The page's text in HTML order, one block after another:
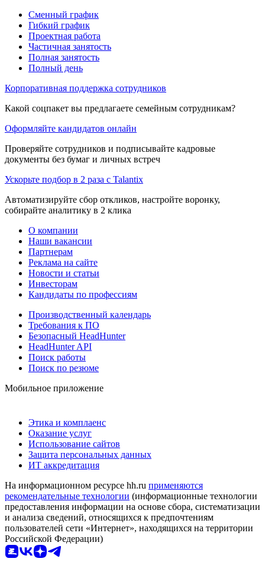
Сменный график
Гибкий график
Проектная работа
Частичная занятость
Полная занятость
Полный день
Корпоративная поддержка сотрудников
Какой соцпакет вы предлагаете семейным сотрудникам?
Оформляйте кандидатов онлайн
Проверяйте сотрудников и подписывайте кадровые
документы без бумаг и личных встреч
Ускорьте подбор в 2 раза с Talantix
Автоматизируйте сбор откликов, настройте воронку,
собирайте аналитику в 2 клика
О компании
Наши вакансии
Партнерам
Реклама на сайте
Новости и статьи
Инвесторам
Кандидаты по профессиям
Производственный календарь
Требования к ПО
Безопасный HeadHunter
HeadHunter API
Поиск работы
Поиск по резюме
Мобильное приложение
Этика и комплаенс
Оказание услуг
Использование сайтов
Защита персональных данных
ИТ аккредитация
На информационном ресурсе hh.ru применяются
рекомендательные технологии (информационные технологии
предоставления информации на основе сбора, систематизации
и анализа сведений, относящихся к предпочтениям
пользователей сети «Интернет», находящихся на территории
Российской Федерации)